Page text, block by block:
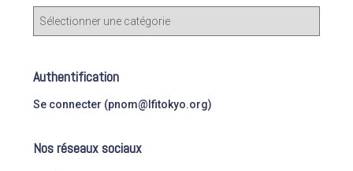
cC
a
g
o
e
Authentification
Se connecter (pnom@lfitokyo.org)
Nos réseaux sociaux